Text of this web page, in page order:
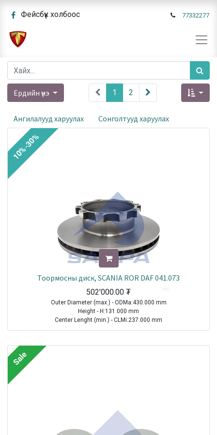
Фейсбүүк холбоос 77332277
Ердийн үнэ 1 2
Ангилалууд харуулах Сонголтууд харуулах
Тоормосны диск, SCANIA ROR DAF 041.073
502'000.00 ₮
Outer Diameter (max.) - ODMa:430.000 mm
Height - H:131.000 mm
Center Lenght (min.) - CLMi:237.000 mm
Thread Size (Min.) - TSMi:M16X1.5
TRAILER|ROR-MERITOR|Other Axle Series|1970-2021
10%-30%
Sale